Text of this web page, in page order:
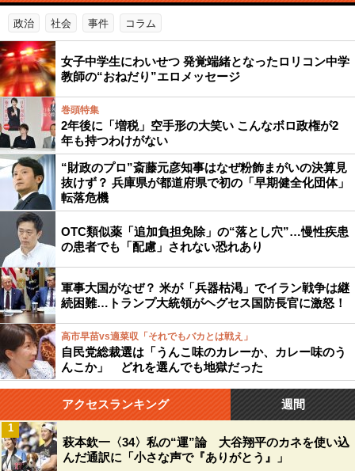
政治 社会 事件 コラム
女子中学生にわいせつ 発覚端緒となったロリコン中学
教師の“おねだり”エロメッセージ
巻頭特集
2年後に「増税」空手形の大笑い こんなボロ政権が2
年も持つわけがない
“財政のプロ”斎藤元彦知事はなぜ粉飾まがいの決算見
抜けず？ 兵庫県が都道府県で初の「早期健全化団体」
転落危機
OTC類似薬「追加負担免除」の“落とし穴”…慢性疾患
の患者でも「配慮」されない恐れあり
軍事大国がなぜ？ 米が「兵器枯渇」でイラン戦争は継
続困難…トランプ大統領がヘグセス国防長官に激怒！
高市早苗vs適菜収「それでもバカとは戦え」
自民党総裁選は「うんこ味のカレーか、カレー味のう
んこか」 どれを選んでも地獄だった
アクセスランキング 週間
萩本欽一〈34〉私の“運”論 大谷翔平のカネを使い込
んだ通訳に「小さな声で『ありがとう』」
1